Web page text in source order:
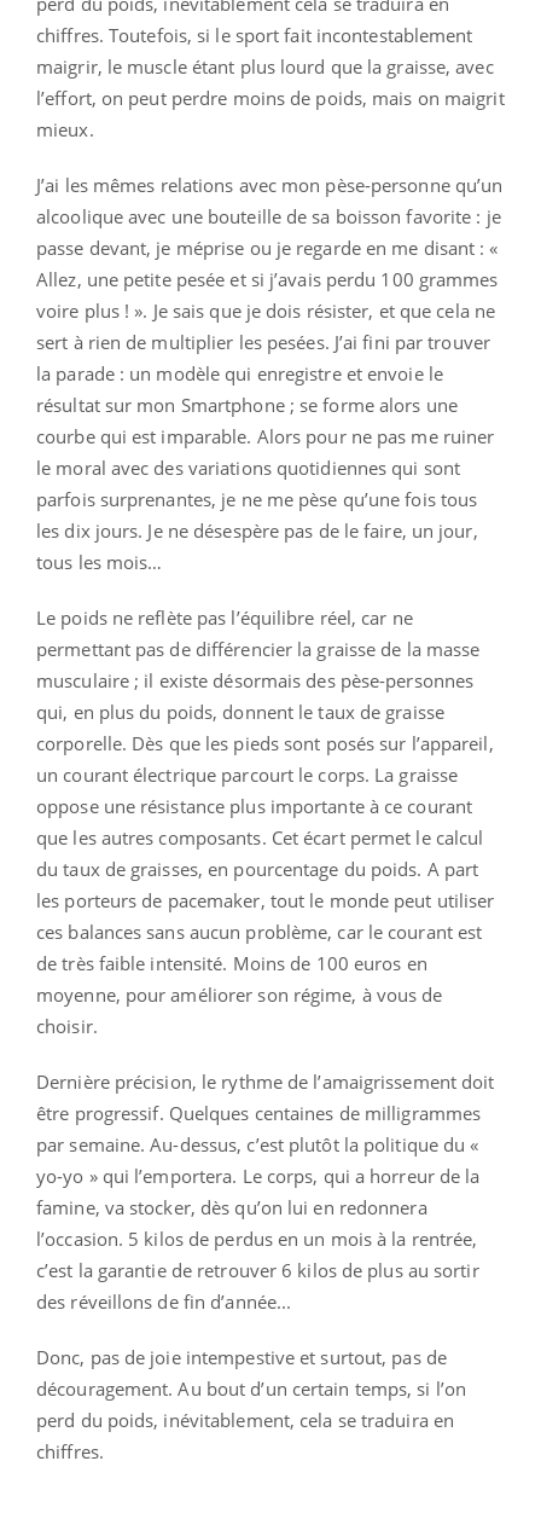
chiffres. Toutefois, si le sport fait incontestablement
maigrir, le muscle étant plus lourd que la graisse, avec
l’effort, on peut perdre moins de poids, mais on maigrit
mieux.
J’ai les mêmes relations avec mon pèse-personne qu’un
alcoolique avec une bouteille de sa boisson favorite : je
passe devant, je méprise ou je regarde en me disant : «
Allez, une petite pesée et si j’avais perdu 100 grammes
voire plus ! ». Je sais que je dois résister, et que cela ne
sert à rien de multiplier les pesées. J’ai fini par trouver
la parade : un modèle qui enregistre et envoie le
résultat sur mon Smartphone ; se forme alors une
courbe qui est imparable. Alors pour ne pas me ruiner
le moral avec des variations quotidiennes qui sont
parfois surprenantes, je ne me pèse qu’une fois tous
les dix jours. Je ne désespère pas de le faire, un jour,
tous les mois…
Le poids ne reflète pas l’équilibre réel, car ne
permettant pas de différencier la graisse de la masse
musculaire ; il existe désormais des pèse-personnes
qui, en plus du poids, donnent le taux de graisse
corporelle. Dès que les pieds sont posés sur l’appareil,
un courant électrique parcourt le corps. La graisse
oppose une résistance plus importante à ce courant
que les autres composants. Cet écart permet le calcul
du taux de graisses, en pourcentage du poids. A part
les porteurs de pacemaker, tout le monde peut utiliser
ces balances sans aucun problème, car le courant est
de très faible intensité. Moins de 100 euros en
moyenne, pour améliorer son régime, à vous de
choisir.
Dernière précision, le rythme de l’amaigrissement doit
être progressif. Quelques centaines de milligrammes
par semaine. Au-dessus, c’est plutôt la politique du «
yo-yo » qui l’emportera. Le corps, qui a horreur de la
famine, va stocker, dès qu’on lui en redonnera
l’occasion. 5 kilos de perdus en un mois à la rentrée,
c’est la garantie de retrouver 6 kilos de plus au sortir
des réveillons de fin d’année...
Donc, pas de joie intempestive et surtout, pas de
découragement. Au bout d’un certain temps, si l’on
perd du poids, inévitablement, cela se traduira en
chiffres.